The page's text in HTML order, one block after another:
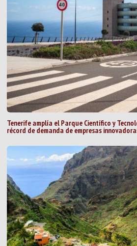
Tenerife amplía el Parque Científico y
récord de demanda de empresas